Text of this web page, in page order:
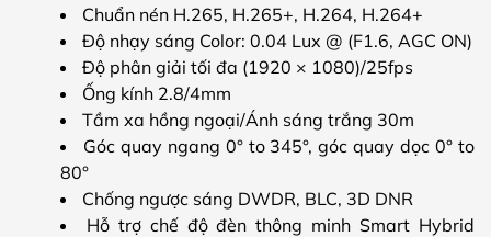
Chuẩn nén H.265, H.265+, H.264, H.264+
Độ nhạy sáng Color: 0.04 Lux @ (F1.6, AGC ON)
Độ phân giải tối đa (1920 × 1080)/25fps
Ống kính 2.8/4mm
Tầm xa hồng ngoại/Ánh sáng trắng 30m
Góc quay ngang 0° to 345°, góc quay dọc 0° to
80°
Chống ngược sáng DWDR, BLC, 3D DNR
Hỗ trợ chế độ đèn thông minh Smart Hybrid